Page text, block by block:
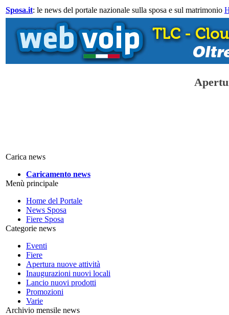
Sposa.it: le news del portale nazionale sulla sposa e sul matrimonio
Carica news
Caricamento news
Menù principale
Home del Portale
News Sposa
Fiere Sposa
Categorie news
Eventi
Fiere
Apertura nuove attività
Inaugurazioni nuovi locali
Lancio nuovi prodotti
Promozioni
Varie
Archivio mensile news